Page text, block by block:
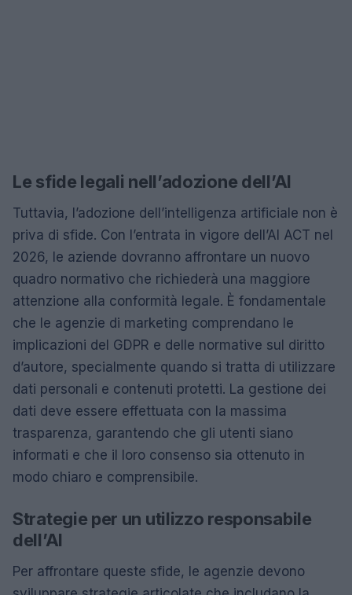
Le sfide legali nell’adozione dell’AI
Tuttavia, l’adozione dell’intelligenza artificiale non è
priva di sfide. Con l’entrata in vigore dell’AI ACT nel
2026, le aziende dovranno affrontare un nuovo
quadro normativo che richiederà una maggiore
attenzione alla conformità legale. È fondamentale
che le agenzie di marketing comprendano le
implicazioni del GDPR e delle normative sul diritto
d’autore, specialmente quando si tratta di utilizzare
dati personali e contenuti protetti. La gestione dei
dati deve essere effettuata con la massima
trasparenza, garantendo che gli utenti siano
informati e che il loro consenso sia ottenuto in
modo chiaro e comprensibile.
Strategie per un utilizzo responsabile
dell’AI
Per affrontare queste sfide, le agenzie devono